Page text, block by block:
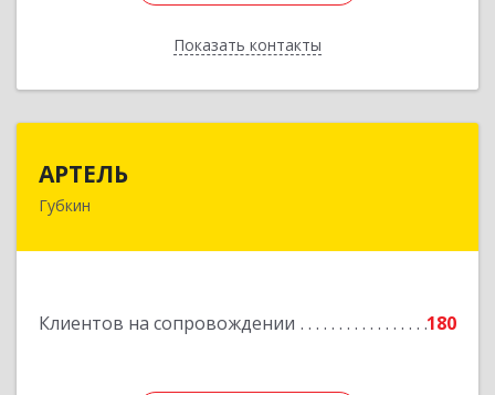
Показать контакты
Назад
АРТЕЛЬ
Губкин
Клиентов на сопровождении 180
309181, Белгородская обл, Губкинский р-н,